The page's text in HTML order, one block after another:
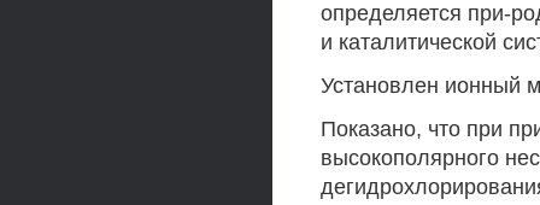
определяется при-
и каталитической
Установлен ионный
Показано, что при
высокополярного